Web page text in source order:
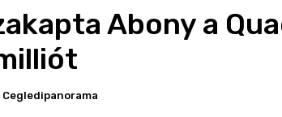
Abony a
Cegledipanorama